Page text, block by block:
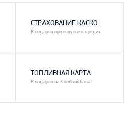
СТРАХОВАНИЕ КАСКО
В подарок при покупке в кредит
ТОПЛИВНАЯ КАРТА
В подарок на 3 полных бака